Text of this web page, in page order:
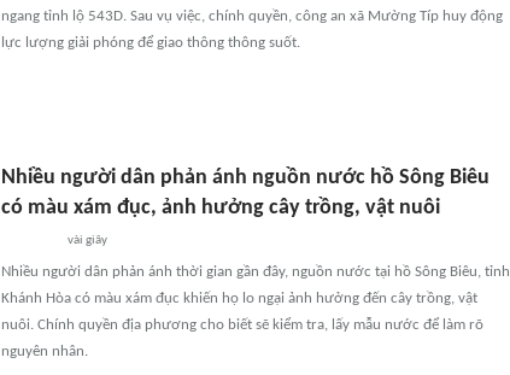
ngang tỉnh lộ 543D. Sau vụ việc, chính quyền, công an xã Mường Típ huy động
lực lượng giải phóng để giao thông thông suốt.
Nhiều người dân phản ánh nguồn nước hồ Sông Biêu
có màu xám đục, ảnh hưởng cây trồng, vật nuôi
vài giây
Nhiều người dân phản ánh thời gian gần đây, nguồn nước tại hồ Sông Biêu, tỉnh
Khánh Hòa có màu xám đục khiến họ lo ngại ảnh hưởng đến cây trồng, vật
nuôi. Chính quyền địa phương cho biết sẽ kiểm tra, lấy mẫu nước để làm rõ
nguyên nhân.